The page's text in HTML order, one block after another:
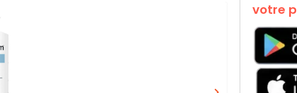
votre